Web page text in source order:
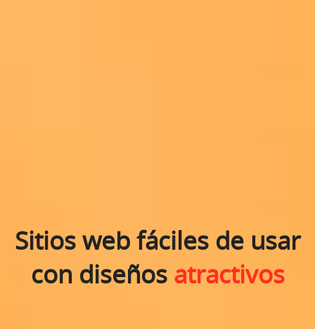
Sitios web fáciles de usar
con diseños atractivos